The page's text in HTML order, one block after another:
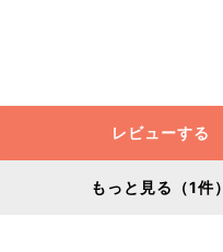
レビューする
もっと見る（1件）